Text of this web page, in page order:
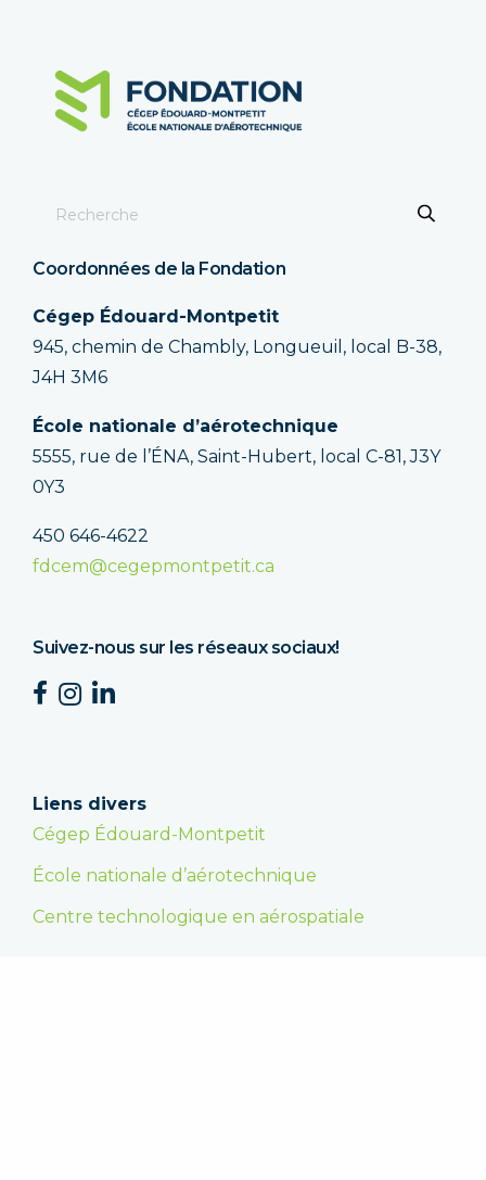
Coordonnées de la Fondation
Cégep Édouard-Montpetit
945, chemin de Chambly, Longueuil, local B-38,
J4H 3M6
École nationale d’aérotechnique
5555, rue de l’ÉNA, Saint-Hubert, local C-81, J3Y
0Y3
450 646-4622
fdcem@cegepmontpetit.ca
Suivez-nous sur les réseaux sociaux!
Liens divers
Cégep Édouard-Montpetit
École nationale d’aérotechnique
Centre technologique en aérospatiale